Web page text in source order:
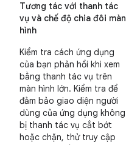
Tương tác với thanh tác
vụ và chế độ chia đôi màn
hình
Kiểm tra cách ứng dụng
của bạn phản hồi khi xem
bằng thanh tác vụ trên
màn hình lớn. Kiểm tra để
đảm bảo giao diện người
dùng của ứng dụng không
bị thanh tác vụ cắt bớt
hoặc chặn, thử truy cập